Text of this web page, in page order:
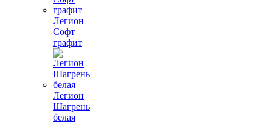
Легион
Софт
графит
Легион
Шагрень
белая